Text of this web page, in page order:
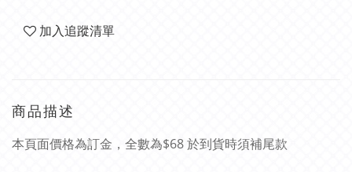
加入追蹤清單
商品描述
本頁面價格為訂金，全數為$68 於到貨時須補尾款